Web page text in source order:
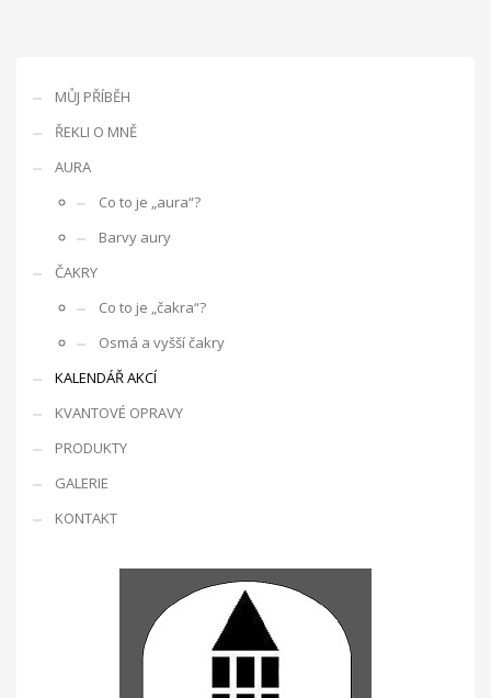
MŮJ PŘÍBĚH
ŘEKLI O MNĚ
AURA
Co to je „aura“?
Barvy aury
ČAKRY
Co to je „čakra“?
Osmá a vyšší čakry
KALENDÁŘ AKCÍ
KVANTOVÉ OPRAVY
PRODUKTY
GALERIE
KONTAKT